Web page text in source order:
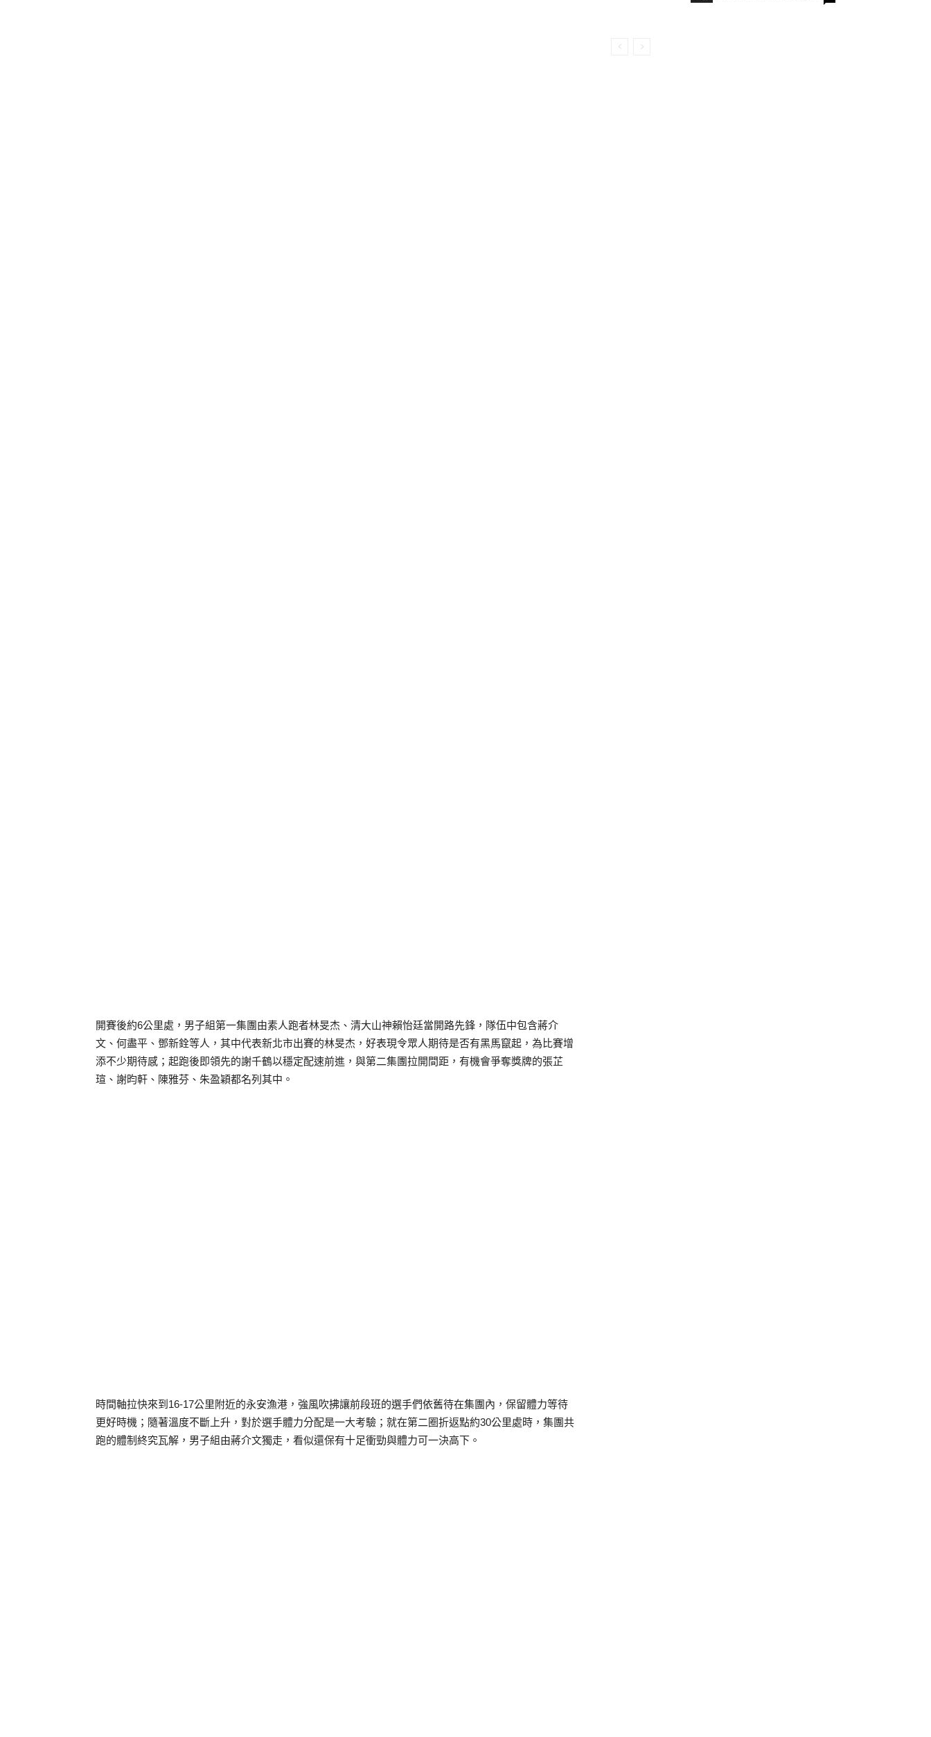
開賽後約6公里處，男子組第一集團由素人跑者林旻杰、清大山神賴怡廷當開路先鋒，隊伍中包含蔣介
文、何盡平、鄧新銓等人，其中代表新北市出賽的林旻杰，好表現令眾人期待是否有黑馬竄起，為比賽增
添不少期待感；起跑後即領先的謝千鶴以穩定配速前進，與第二集團拉開間距，有機會爭奪獎牌的張芷
瑄、謝昀軒、陳雅芬、朱盈穎都名列其中。
時間軸拉快來到16-17公里附近的永安漁港，強風吹拂讓前段班的選手們依舊待在集團內，保留體力等待
更好時機；隨著溫度不斷上升，對於選手體力分配是一大考驗；就在第二圈折返點約30公里處時，集團共
跑的體制終究瓦解，男子組由蔣介文獨走，看似還保有十足衝勁與體力可一決高下。